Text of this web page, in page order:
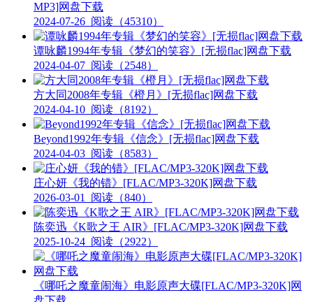
MP3]网盘下载
2024-07-26 阅读（45310）
谭咏麟1994年专辑《梦幻的笑容》[无损flac]网盘下载
2024-04-07 阅读（2548）
方大同2008年专辑《橙月》[无损flac]网盘下载
2024-04-10 阅读（8192）
Beyond1992年专辑《信念》[无损flac]网盘下载
2024-04-03 阅读（8583）
庄心妍《我的错》[FLAC/MP3-320K]网盘下载
2026-03-01 阅读（840）
陈奕迅《K歌之王 AIR》[FLAC/MP3-320K]网盘下载
2025-10-24 阅读（2922）
《哪吒之魔童闹海》电影原声大碟[FLAC/MP3-320K]网